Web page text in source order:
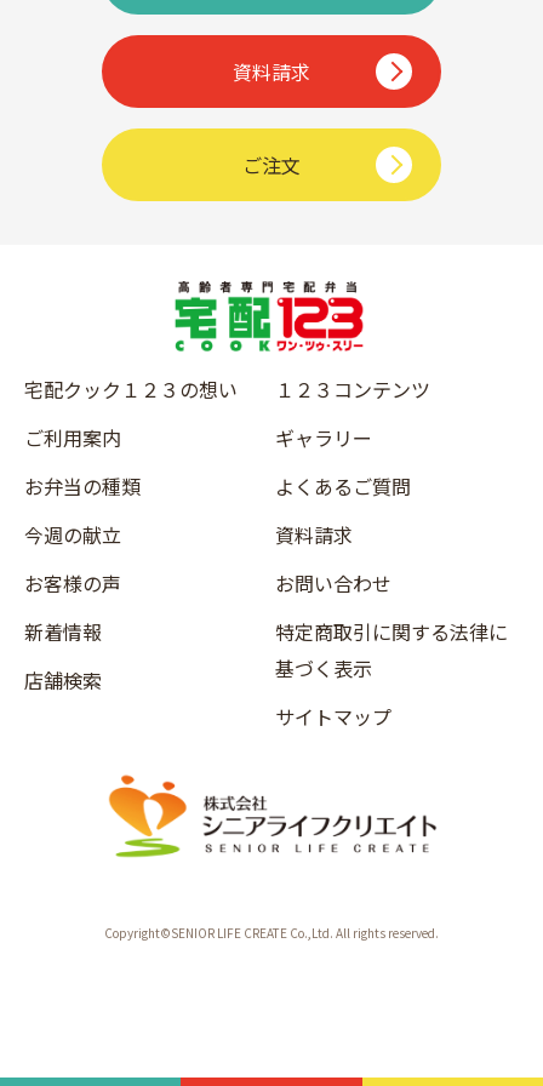
資料請求
ご注文
宅配クック１２３の想い
ご利用案内
お弁当の種類
今週の献立
お客様の声
新着情報
店舗検索
１２３コンテンツ
ギャラリー
よくあるご質問
資料請求
お問い合わせ
特定商取引に関する法律に
基づく表示
サイトマップ
Copyright©SENIOR LIFE CREATE Co.,Ltd. All rights reserved.